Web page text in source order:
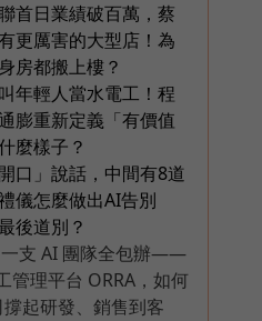
首日業績破百萬，蔡
更厲害的大型店！為
房都搬上樓？
年輕人當水電工！程
膨重新定義「有價值
麼樣子？
口」說話，中間有8道
儀怎麼做出AI告別
後道別？
一支 AI 團隊全包辦——
管理平台 ORRA，如何
起研發、銷售到客